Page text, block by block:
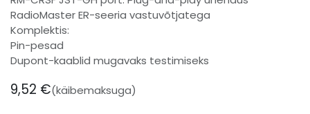
RadioMaster ER-seeria vastuvõtjatega
Komplektis:
Pin-pesad
Dupont-kaablid mugavaks testimiseks
9,52 €(käibemaksuga)